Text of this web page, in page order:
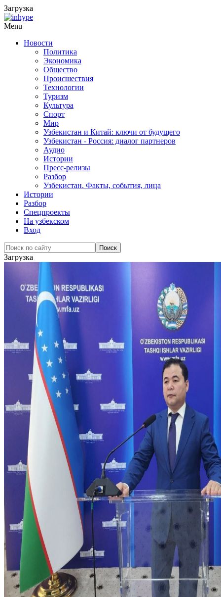
Загрузка
Menu
Новости
Политика
Экономика
Общество
Происшествия
Технологии
Туризм
Культура
Спорт
Мир
Узбекистан и Китай: ключи от будущего
Узбекистан - Россия: диалог партнеров
Аудио
Истории
Пресс-релизы
Разбор
Узбекистан. Факты, события, лица
Истории
Разбор
Спецпроекты
На узбекском
Вход
Загрузка